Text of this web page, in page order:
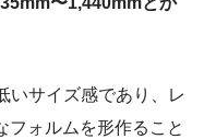
いサイズ感であり、レ
フォルムを形作ること